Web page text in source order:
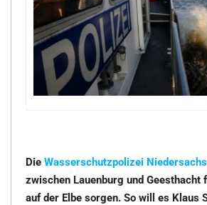
Die Wasserschutzpolizei
zwischen Lauenburg und Geesthacht
auf der Elbe sorgen. So will es Klaus